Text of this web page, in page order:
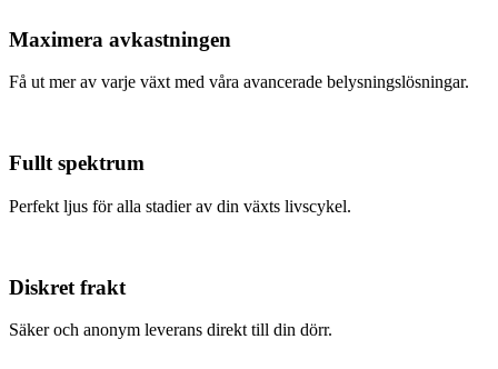
Maximera avkastningen
Få ut mer av varje växt med våra avancerade belysningslösningar.
Fullt spektrum
Perfekt ljus för alla stadier av din växts livscykel.
Diskret frakt
Säker och anonym leverans direkt till din dörr.